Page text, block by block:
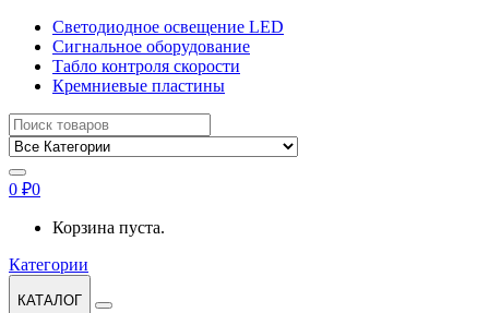
Светодиодное освещение LED
Сигнальное оборудование
Табло контроля скорости
Кремниевые пластины
Найти:
0 ₽0
Корзина пуста.
Категории
КАТАЛОГ